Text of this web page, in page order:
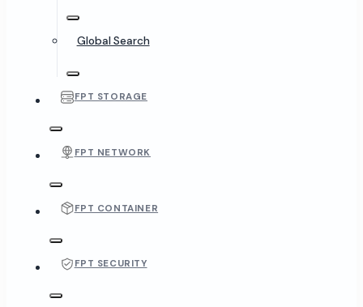
Global Search
FPT STORAGE
FPT NETWORK
FPT CONTAINER
FPT SECURITY